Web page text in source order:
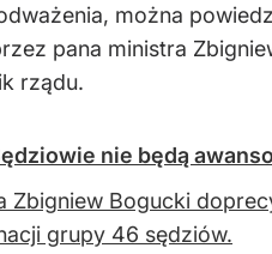
można
pana ministra
rządu.
nie będą
Zbigniew Bogucki
grupy 46 sędziów.